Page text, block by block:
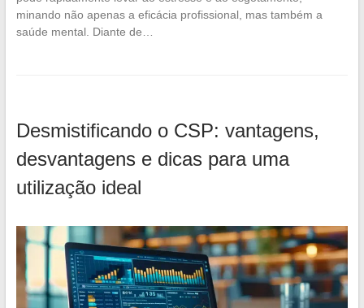
minando não apenas a eficácia profissional, mas também a
saúde mental. Diante de…
Desmistificando o CSP: vantagens,
desvantagens e dicas para uma
utilização ideal